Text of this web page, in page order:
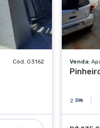
Cód. 03162 Venda:
2